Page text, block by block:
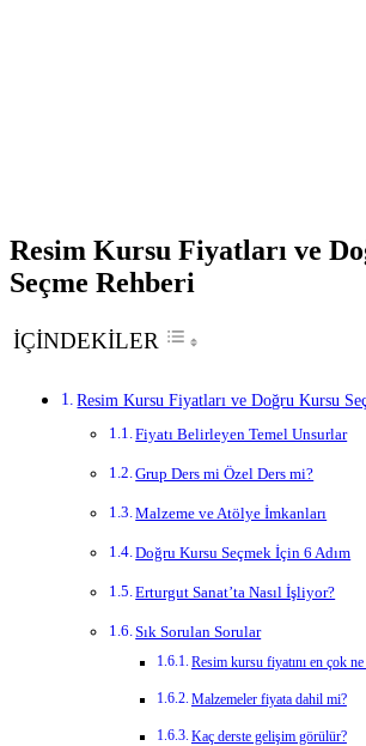
Resim Kursu Fiyatları ve
Seçme Rehberi
İÇİNDEKİLER
Resim Kursu Fiyatları ve Doğru Kursu
Fiyatı Belirleyen Temel Unsurlar
Grup Ders mi Özel Ders mi?
Malzeme ve Atölye İmkanları
Doğru Kursu Seçmek İçin 6 Adım
Erturgut Sanat’ta Nasıl İşliyor?
Sık Sorulan Sorular
Resim kursu fiyatını en çok
Malzemeler fiyata dahil mi?
Kaç derste gelişim görülür?